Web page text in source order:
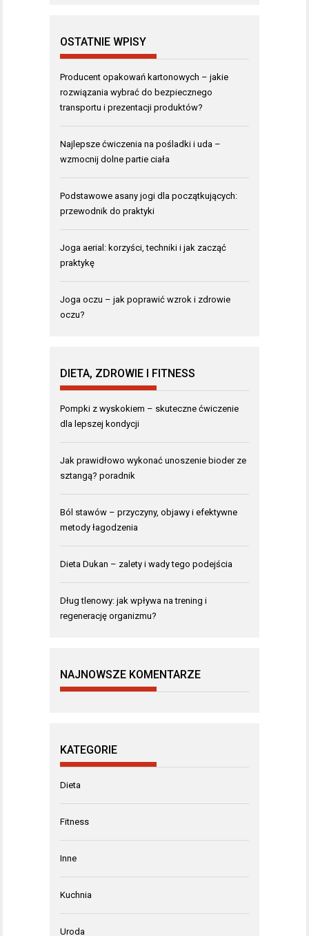
OSTATNIE WPISY
Producent opakowań kartonowych – jakie
rozwiązania wybrać do bezpiecznego
transportu i prezentacji produktów?
Najlepsze ćwiczenia na pośladki i uda –
wzmocnij dolne partie ciała
Podstawowe asany jogi dla początkujących:
przewodnik do praktyki
Joga aerial: korzyści, techniki i jak zacząć
praktykę
Joga oczu – jak poprawić wzrok i zdrowie
oczu?
DIETA, ZDROWIE I FITNESS
Pompki z wyskokiem – skuteczne ćwiczenie
dla lepszej kondycji
Jak prawidłowo wykonać unoszenie bioder ze
sztangą? poradnik
Ból stawów – przyczyny, objawy i efektywne
metody łagodzenia
Dieta Dukan – zalety i wady tego podejścia
Dług tlenowy: jak wpływa na trening i
regenerację organizmu?
NAJNOWSZE KOMENTARZE
KATEGORIE
Dieta
Fitness
Inne
Kuchnia
Uroda